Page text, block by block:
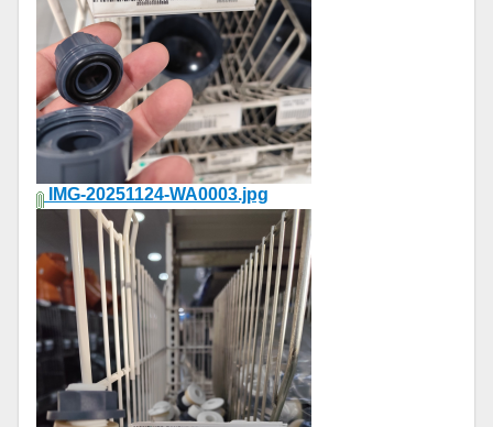
IMG-20251124-WA0003.jpg